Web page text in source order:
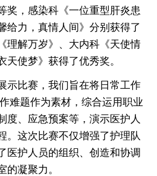
奖，感染科《一位重型肝炎患
给力，真情人间》分别获得了
理解万岁》、大内科《天使情
天使梦》获得了优秀奖。
比赛，我们旨在将日常工作
难题作为素材，综合运用职业
度、应急预案等，演示医护人
。这次比赛不仅增强了护理队
医护人员的组织、创造和协调
的凝聚力。